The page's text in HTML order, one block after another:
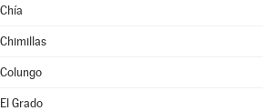
Chía
Chimillas
Colungo
El Grado